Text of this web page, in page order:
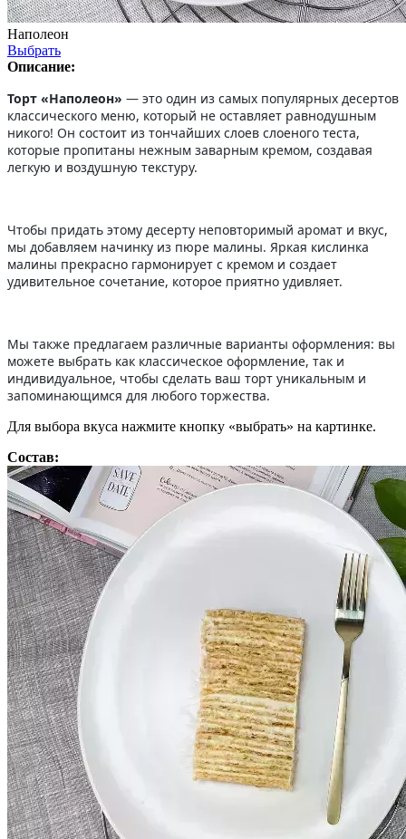
Наполеон
Выбрать
Описание:
Торт «Наполеон» — это один из самых популярных десертов
классического меню, который не оставляет равнодушным
никого! Он состоит из тончайших слоев слоеного теста,
которые пропитаны нежным заварным кремом, создавая
легкую и воздушную текстуру.
Чтобы придать этому десерту неповторимый аромат и вкус,
мы добавляем начинку из пюре малины. Яркая кислинка
малины прекрасно гармонирует с кремом и создает
удивительное сочетание, которое приятно удивляет.
Мы также предлагаем различные варианты оформления: вы
можете выбрать как классическое оформление, так и
индивидуальное, чтобы сделать ваш торт уникальным и
запоминающимся для любого торжества.
Для выбора вкуса нажмите кнопку «выбрать» на картинке.
Состав: